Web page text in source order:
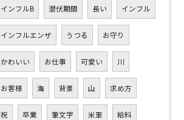
インフルB 潜伏期間 長い インフル
インフルエンザ うつる お守り
かわいい お仕事 可愛い 川
お客様 海 背景 山 求め方
祝 卒業 筆文字 米軍 給料